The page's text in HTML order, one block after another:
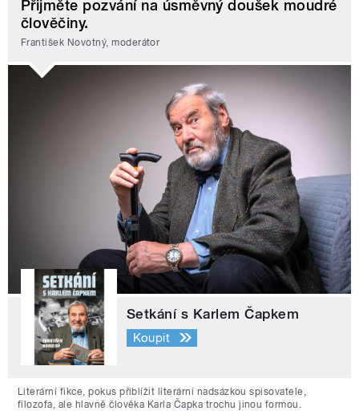
Přijměte pozvání na úsměvný doušek moudré
člověčiny.
František Novotný, moderátor
Setkání s Karlem Čapkem
Koupit
Literární fikce, pokus přiblížit literární nadsázkou spisovatele,
filozofa, ale hlavně člověka Karla Čapka trochu jinou formou.